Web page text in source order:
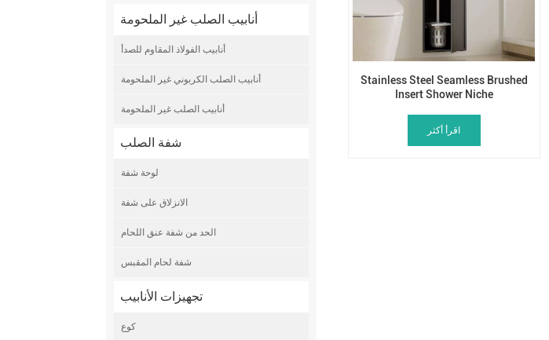
أنابيب الصلب غير الملحومة
أنابيب الفولاذ المقاوم للصدأ
أنابيب الصلب الكربوني غير الملحومة
أنابيب الصلب غير الملحومة
شفة الصلب
لوحة شفة
الانزلاق على شفة
الحد من شفة عنق اللحام
شفة لحام المقبس
تجهيزات الأنابيب
كوع
Stainless Steel Seamless Brushed
Insert Shower Niche
اقرأ أكثر